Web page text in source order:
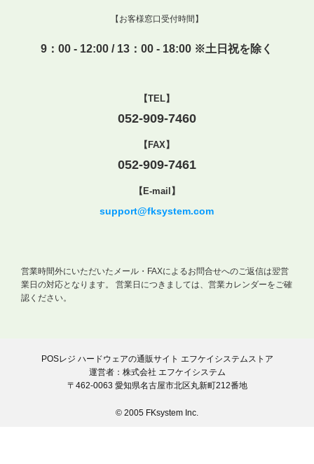
【お客様窓口受付時間】
9：00 - 12:00 / 13：00 - 18:00 ※土日祝を除く
【TEL】
052-909-7460
【FAX】
052-909-7461
【E-mail】
support@fksystem.com
営業時間外にいただいたメール・FAXによるお問合せへのご返信は翌営
業日の対応となります。
営業日につきましては、営業カレンダーをご確
認ください。
POSレジ ハードウェアの通販サイト エフケイシステムストア
運営者：株式会社 エフケイシステム
〒462-0063 愛知県名古屋市北区丸新町212番地
© 2005 FKsystem Inc.